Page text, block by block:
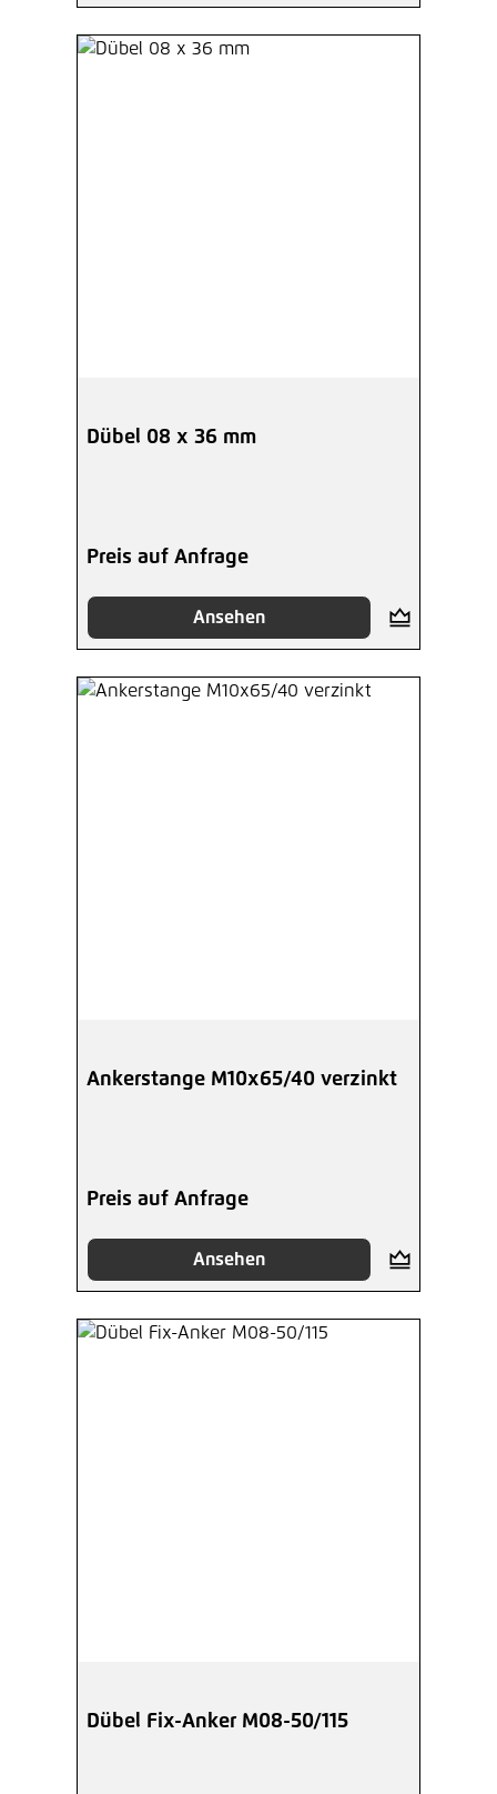
Dübel 08 x 36 mm
Preis auf Anfrage
Ansehen
Ankerstange M10x65/40 verzinkt
Preis auf Anfrage
Ansehen
Dübel Fix-Anker M08-50/115